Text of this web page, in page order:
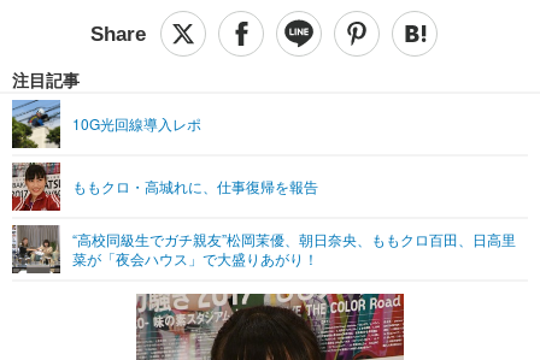
ショッピング その他
エンタメTOP 映画・ドラマ
音楽
ペット
リリース一覧
プッシュ通知の停止方法
注目記事
10G光回線導入レポ
ももクロ・高城れに、仕事復帰を報告
“高校同級生でガチ親友”松岡茉優、朝日奈央、ももクロ百田、日高里
菜が「夜会ハウス」で大盛りあがり！